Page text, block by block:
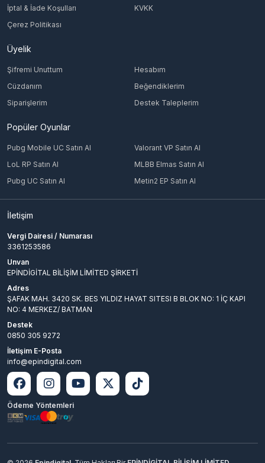
İptal & İade Koşulları
KVKK
Çerez Politikası
Üyelik
Şifremi Unuttum
Hesabım
Cüzdanım
Beğendiklerim
Siparişlerim
Destek Taleplerim
Popüler Oyunlar
Pubg Mobile UC Satın Al
Valorant VP Satın Al
LoL RP Satın Al
MLBB Elmas Satın Al
Pubg UC Satın Al
Metin2 EP Satın Al
İletişim
Vergi Dairesi / Numarası
3361253586
Unvan
EPİNDİGİTAL BİLİŞİM LİMİTED ŞİRKETİ
Adres
ŞAFAK MAH. 3420 SK. BES YILDIZ HAYAT SITESI B BLOK NO: 1 İÇ KAPI
NO: 4 MERKEZ/ BATMAN
Destek
0850 305 9272
İletişim E-Posta
info@epindigital.com
Ödeme Yöntemleri